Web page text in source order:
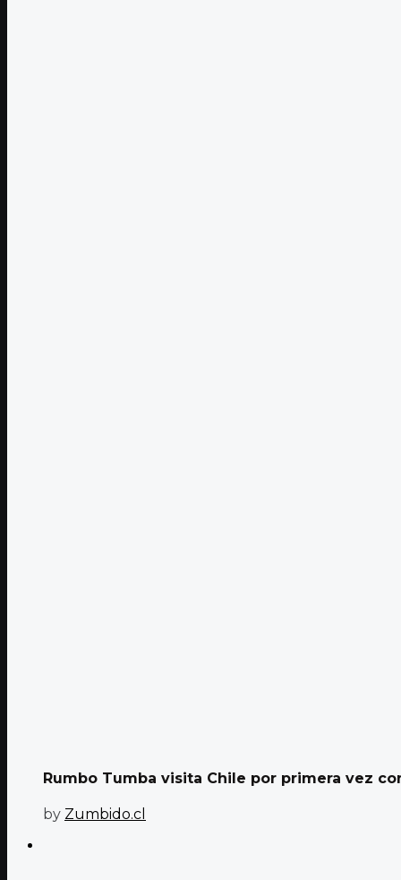
Rumbo Tumba visita Chile por primera vez
by Zumbido.cl